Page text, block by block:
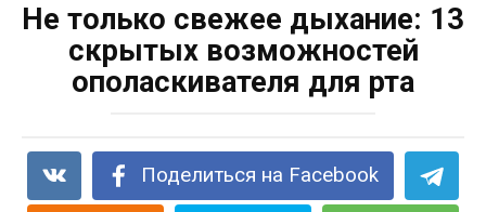
Не только свежее дыхание: 13
скрытых возможностей
ополаскивателя для рта
Поделиться на Facebook